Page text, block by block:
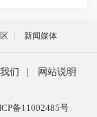
新闻媒体
们
网站说明
备11002485号